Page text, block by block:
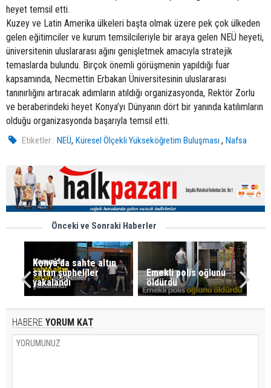
heyet temsil etti.
Kuzey ve Latin Amerika ülkeleri başta olmak üzere pek çok ülkeden
gelen eğitimciler ve kurum temsilcileriyle bir araya gelen NEÜ heyeti,
üniversitenin uluslararası ağını genişletmek amacıyla stratejik
temaslarda bulundu. Birçok önemli görüşmenin yapıldığı fuar
kapsamında, Necmettin Erbakan Üniversitesinin uluslararası
tanınırlığını artıracak adımların atıldığı organizasyonda, Rektör Zorlu
ve beraberindeki heyet Konya’yı Dünyanın dört bir yanında katılımların
olduğu organizasyonda başarıyla temsil etti.
Etiketler : NEÜ,Küresel Ölçekli Yükseköğretim Buluşması,Nafsa
Önceki ve Sonraki Haberler
Konya'da sahte altın
satan şüpheliler
yakalandı
Emekli polis oğlunu
öldürdü
HABERE YORUM KAT